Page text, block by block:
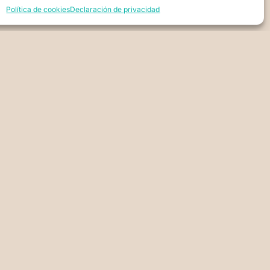
Política de cookiesDeclaración de privacidad